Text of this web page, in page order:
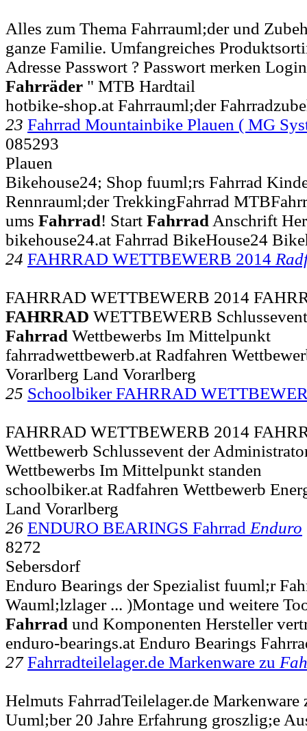
Alles zum Thema Fahrrauml;der und
ganze Familie. Umfangreiches
Adresse Passwort ? Passwort merken
Fahrräder " MTB Hardtail
hotbike-shop.at Fahrrauml;der
23 Fahrrad Mountainbike Plauen ( MG
085293
Plauen
Bikehouse24; Shop fuuml;rs Fahrrad
Rennrauml;der TrekkingFahrrad
ums Fahrrad! Start Fahrrad Anschrift
bikehouse24.at Fahrrad BikeHouse24
24 FAHRRAD WETTBEWERB 2014
FAHRRAD WETTBEWERB 2014
FAHRRAD WETTBEWERB
Fahrrad Wettbewerbs Im Mittelpunkt
fahrradwettbewerb.at Radfahren
Vorarlberg Land Vorarlberg
25 Schoolbiker FAHRRAD
FAHRRAD WETTBEWERB 2014
Wettbewerb Schlussevent der
Wettbewerbs Im Mittelpunkt standen
schoolbiker.at Radfahren Wettbewerb
Land Vorarlberg
26 ENDURO BEARINGS Fahrrad Enduro
8272
Sebersdorf
Enduro Bearings der Spezialist fuuml;r
Wauml;lzlager ... )Montage und weitere
Fahrrad und Komponenten Hersteller
enduro-bearings.at Enduro Bearings
27 Fahrradteilelager.de Markenware zu
Helmuts FahrradTeilelager.de Markenware
Uuml;ber 20 Jahre Erfahrung groszlig;e